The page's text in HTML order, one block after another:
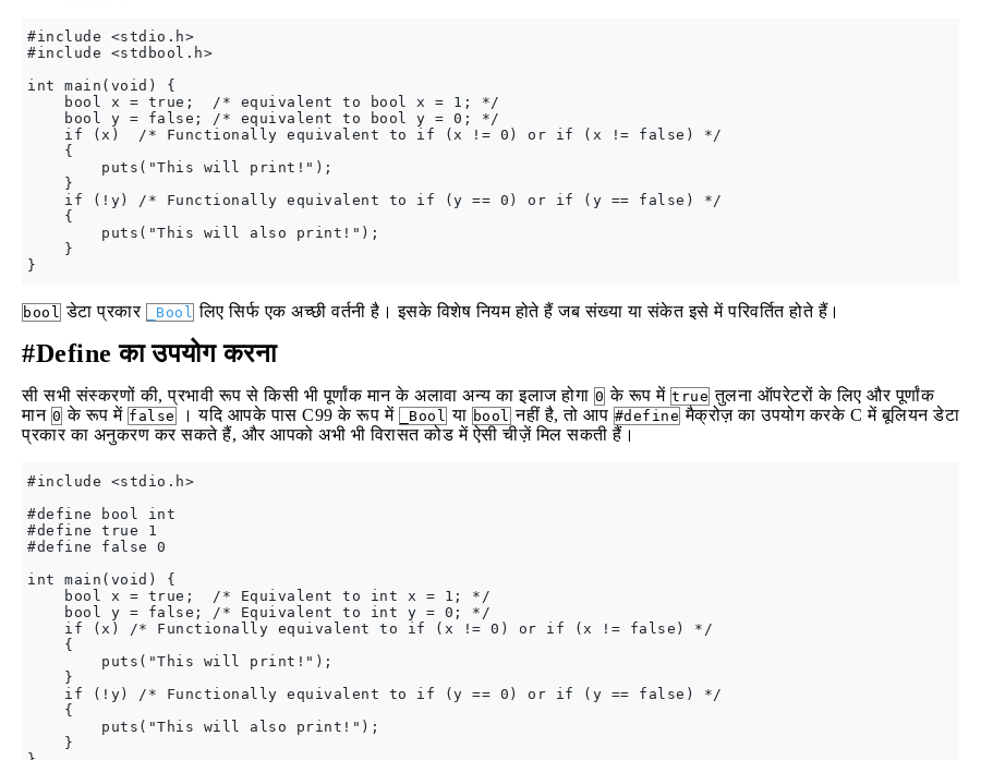
#include <stdio.h>
#include <stdbool.h>
int main(void) {
    bool x = true;  /* equivalent to bool x = 1; */
    bool y = false; /* equivalent to bool y = 0; */
    if (x)  /* Functionally equivalent to if (x != 0) or if (x != false) */
    {
        puts("This will print!");
    }
    if (!y) /* Functionally equivalent to if (y == 0) or if (y == false) */
    {
        puts("This will also print!");
    }
bool डेटा प्रकार _Bool लिए सिर्फ एक अच्छी वर्तनी है। इसके विशेष नियम होते हैं जब संख्या या संकेत इसे में परिवर्तित होते हैं।
#Define का उपयोग करना
सी सभी संस्करणों की, प्रभावी रूप से किसी भी पूर्णांक मान के अलावा अन्य का इलाज होगा 0 के रूप में true तुलना ऑपरेटरों के लिए और पूर्णांक
मान 0 के रूप में false । यदि आपके पास C99 के रूप में _Bool या bool नहीं है, तो आप #define मैक्रोज़ का उपयोग करके C में बूलियन डेटा
प्रकार का अनुकरण कर सकते हैं, और आपको अभी भी विरासत कोड में ऐसी चीज़ें मिल सकती हैं।
#include <stdio.h>
#define bool int
#define true 1
#define false 0
int main(void) {
    bool x = true;  /* Equivalent to int x = 1; */
    bool y = false; /* Equivalent to int y = 0; */
    if (x) /* Functionally equivalent to if (x != 0) or if (x != false) */
    {
        puts("This will print!");
    }
    if (!y) /* Functionally equivalent to if (y == 0) or if (y == false) */
    {
        puts("This will also print!");
    }